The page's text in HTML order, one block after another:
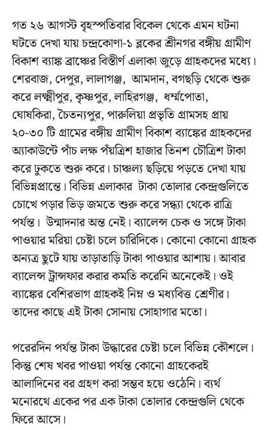
গত ২৬ আগস্ট বৃহস্পতিবার বিকেল থেকে এমন ঘটনা
ঘটতে দেখা যায় চন্দ্রকোণা-১ ব্লকের শ্রীনগর বঙ্গীয় গ্রামীণ
বিকাশ ব্যাঙ্ক ব্রাঞ্চের বিস্তীর্ণ এলাকা জুড়ে গ্রাহকদের মধ্যে।
শেরবাজ, দেপুর, লালাগঞ্জ, আমদান, বগছড়ি থেকে শুরু
করে লক্ষ্মীপুর, কৃষ্ণপুর, লাহিরগঞ্জ, ধর্ম্মপোতা,
ঘোষকিরা, চৈতন্যপুর, পারুলিয়া প্রভৃতি গ্রামসহ প্রায়
২০-৩০ টি গ্রামের বঙ্গীয় গ্রামীণ বিকাশ ব্যাঙ্কের গ্রাহকদের
অ্যাকাউন্টে পাঁচ লক্ষ পঁয়ত্রিশ হাজার তিনশ চৌত্রিশ টাকা
করে ঢুকতে শুরু করে। চাঞ্চল্য ছড়িয়ে পড়তে দেখা যায়
বিভিন্নপ্রান্তে। বিভিন্ন এলাকার টাকা তোলার কেন্দ্রগুলিতে
চোখে পড়ার ভিড় জমতে শুরু করে সন্ধ্যা থেকে রাত্রি
পর্যন্ত। উন্মাদনার অন্ত নেই। ব্যালেন্স চেক ও সঙ্গে টাকা
পাওয়ার মরিয়া চেষ্টা চলে চারিদিকে। কোনো কোনো গ্রাহক
অন্যত্র ছুটে যায় তাড়াতাড়ি টাকা পাওয়ার আশায়। আবার
ব্যালেন্স ট্রান্সফার করার কমতি করেনি অনেকেই। ওই
ব্যাঙ্কের বেশিরভাগ গ্রাহকই নিম্ন ও মধ্যবিত্ত শ্রেণীর।
তাদের কাছে এই টাকা সোনায় সোহাগার মতো।
পরেরদিন পর্যন্ত টাকা উদ্ধারের চেষ্টা চলে বিভিন্ন কৌশলে।
কিন্তু শেষ খবর পাওয়া পর্যন্ত কোনো গ্রাহকেরই
আলাদিনের বর গ্রহণ করা সম্ভব হয়ে ওঠেনি। ব্যর্থ
মনোরথে একের পর এক টাকা তোলার কেন্দ্রগুলি থেকে
ফিরে আসে।